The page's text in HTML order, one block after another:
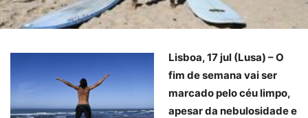
Lisboa, 17 jul (Lusa) – O
fim de semana vai ser
marcado pelo céu limpo,
apesar da nebulosidade e